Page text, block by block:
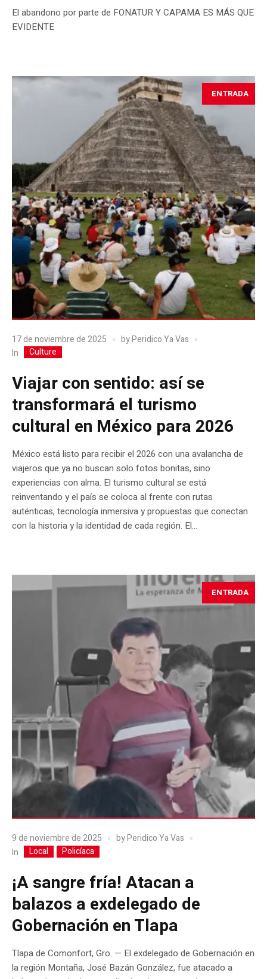
El abandono por parte de FONATUR Y CAPAMA ES MÁS QUE
EVIDENTE
ENTRADA
17 de noviembre de 2025 byPeridico Ya Vas
In
Culture
Viajar con sentido: así se
transformará el turismo
cultural en México para 2026
México está listo para recibir el 2026 con una avalancha de
viajeros que ya no buscan solo fotos bonitas, sino
experiencias con alma. El turismo cultural se está
reinventando y el país se coloca al frente con rutas
auténticas, tecnología inmersiva y propuestas que conectan
con la historia y la identidad de cada región. El...
ENTRADA
9 de noviembre de 2025 byPeridico Ya Vas
In
Local Policíaca
¡A sangre fría! Atacan a
balazos a exdelegado de
Gobernación en Tlapa
Tlapa de Comonfort, Gro. — El exdelegado de Gobernación en
la región Montaña, José Bazán González, fue atacado a